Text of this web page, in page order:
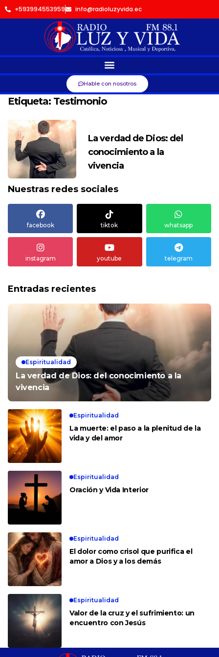
+593994553959 info@radioluzyvida.ec
Hable con nosotros
Etiqueta: Testimonio
La verdad de Dios: del
conocimiento a la
vivencia
Nuestras redes sociales
facebook tiktok whatsapp
instagram youtube telegram
Entradas recientes
Espiritualidad
La verdad de Dios: del conocimiento a la
vivencia
Espiritualidad
La muerte: el paso a la plenitud de la
vida y del amor
Espiritualidad
Oración y Vida Interior
Espiritualidad
El dolor como crisol que purifica el
amor a Dios y a los demás
Espiritualidad
Valor de la cruz y el sufrimiento: un
encuentro con Jesús